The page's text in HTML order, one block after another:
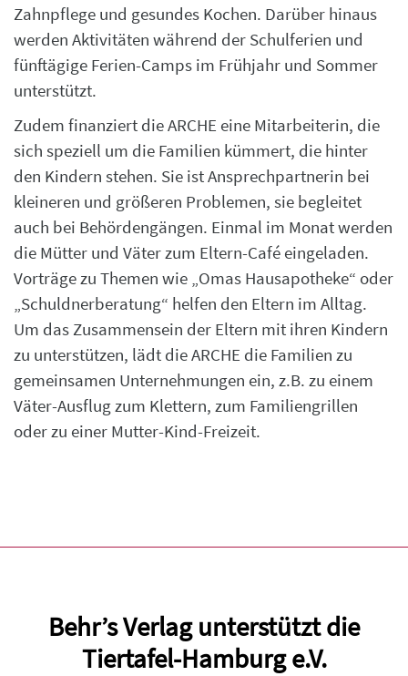
Zahnpflege und gesundes Kochen. Darüber hinaus
werden Aktivitäten während der Schulferien und
fünftägige Ferien-Camps im Frühjahr und Sommer
unterstützt.
Zudem finanziert die ARCHE eine Mitarbeiterin, die
sich speziell um die Familien kümmert, die hinter
den Kindern stehen. Sie ist Ansprechpartnerin bei
kleineren und größeren Problemen, sie begleitet
auch bei Behördengängen. Einmal im Monat werden
die Mütter und Väter zum Eltern-Café eingeladen.
Vorträge zu Themen wie „Omas Hausapotheke“ oder
„Schuldnerberatung“ helfen den Eltern im Alltag.
Um das Zusammensein der Eltern mit ihren Kindern
zu unterstützen, lädt die ARCHE die Familien zu
gemeinsamen Unternehmungen ein, z.B. zu einem
Väter-Ausflug zum Klettern, zum Familiengrillen
oder zu einer Mutter-Kind-Freizeit.
Behr’s Verlag unterstützt die
Tiertafel-Hamburg e.V.